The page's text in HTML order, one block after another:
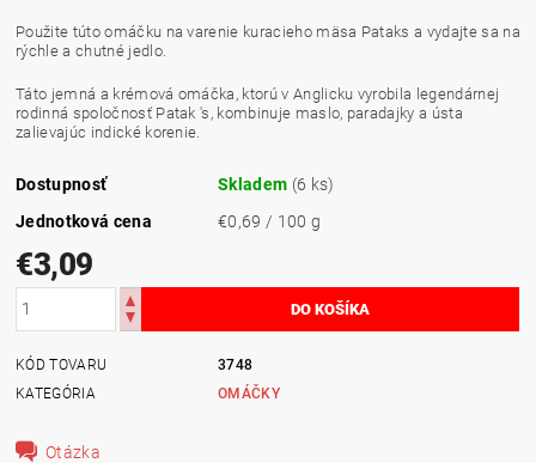
Použite túto omáčku na varenie kuracieho mäsa Pataks a vydajte sa na
rýchle a chutné jedlo.
Táto jemná a krémová omáčka, ktorú v Anglicku vyrobila legendárnej
rodinná spoločnosť Patak 's, kombinuje maslo, paradajky a ústa
zalievajúc indické korenie.
Dostupnosť Skladem (6 ks)
Jednotková cena
€0,69 / 100 g
€3,09
KÓD TOVARU
3748
KATEGÓRIA
OMÁČKY
Otázka